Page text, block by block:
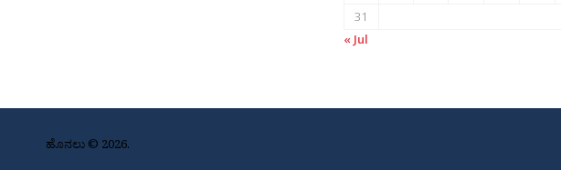
31
« Jul
ಹೊನಲು © 2026.